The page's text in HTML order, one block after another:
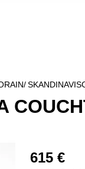
615 €